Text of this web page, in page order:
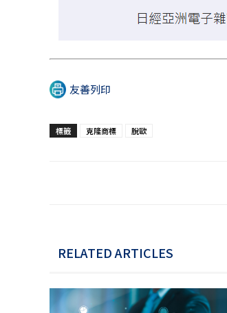
友善列印
標籤 克隆商標 脫歐
RELATED ARTICLES